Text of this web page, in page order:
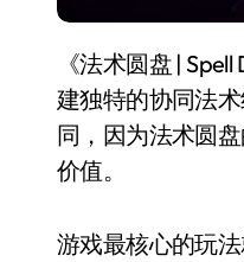
《法术圆盘 | Spell Disk》是一款roguelite动作游戏，以其独特的协同构建机制而著称。玩家需要构
建独特的协同法
同，因为法术圆
价值。
游戏最核心的玩